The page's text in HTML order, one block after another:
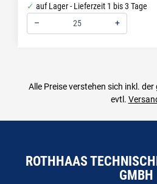
auf Lager - Lieferzeit 1 bis 3 Tage
–
+
Alle Preise verstehen sich inkl.
evtl.
ROTHHAAS
GMBH